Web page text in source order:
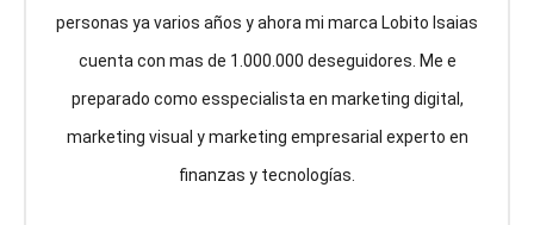
personas ya varios años y ahora mi marca Lobito Isaias
cuenta con mas de 1.000.000 deseguidores. Me e
preparado como esspecialista en marketing digital,
marketing visual y marketing empresarial experto en
finanzas y tecnologías.